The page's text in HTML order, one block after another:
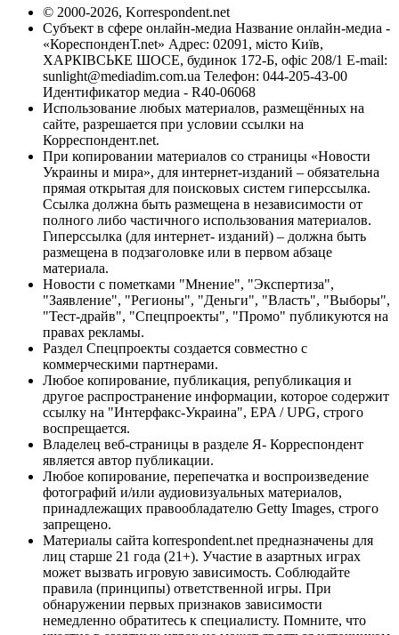
© 2000-2026, Korrespondent.net
Субъект в сфере онлайн-медиа Название онлайн-медиа -
«КореспонденТ.net» Адрес: 02091, місто Київ,
ХАРКІВСЬКЕ ШОСЕ, будинок 172-Б, офіс 208/1 E-mail:
sunlight@mediadim.com.ua Телефон: 044-205-43-00
Идентификатор медиа - R40-06068
Использование любых материалов, размещённых на
сайте, разрешается при условии ссылки на
Корреспондент.net.
При копировании материалов со страницы «Новости
Украины и мира», для интернет-изданий – обязательна
прямая открытая для поисковых систем гиперссылка.
Ссылка должна быть размещена в независимости от
полного либо частичного использования материалов.
Гиперссылка (для интернет- изданий) – должна быть
размещена в подзаголовке или в первом абзаце
материала.
Новости с пометками "Мнение", "Экспертиза",
"Заявление", "Регионы", "Деньги", "Власть", "Выборы",
"Тест-драйв", "Спецпроекты", "Промо" публикуются на
правах рекламы.
Раздел Спецпроекты создается совместно с
коммерческими партнерами.
Любое копирование, публикация, републикация и
другое распространение информации, которое содержит
ссылку на "Интерфакс-Украина", EPA / UPG, строго
воспрещается.
Владелец веб-страницы в разделе Я- Корреспондент
является автор публикации.
Любое копирование, перепечатка и воспроизведение
фотографий и/или аудиовизуальных материалов,
принадлежащих правообладателю Getty Images, строго
запрещено.
Материалы сайта korrespondent.net предназначены для
лиц старше 21 года (21+). Участие в азартных играх
может вызвать игровую зависимость. Соблюдайте
правила (принципы) ответственной игры. При
обнаружении первых признаков зависимости
немедленно обратитесь к специалисту. Помните, что